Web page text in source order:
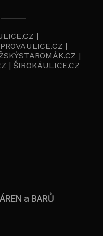
|
|
|
| ŠIROKÁULICE.CZ
a BARŮ